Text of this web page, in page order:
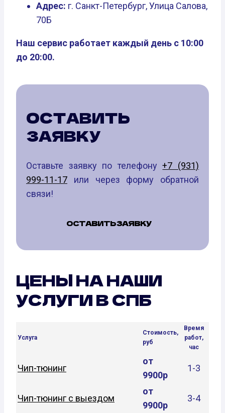
Адрес: г. Санкт-Петербург, Улица Салова,
70Б
Наш сервис работает каждый день с 10:00
до 20:00.
ОСТАВИТЬ
ЗАЯВКУ
Оставьте заявку по телефону+7 (931)
999-11-17 или через форму обратной
связи!
ОСТАВИТЬ ЗАЯВКУ
ЦЕНЫ НА НАШИ
УСЛУГИ В СПБ
Услуга
Стоимость,
руб
Время
работ,
час
Чип-тюнинг
от
9900р
1-3
Чип-тюнинг с выездом
от
9900р
3-4